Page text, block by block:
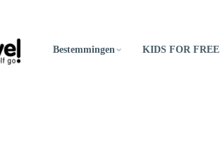
Bestemmingen KIDS FOR FREE